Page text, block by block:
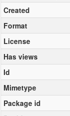
Created
Format
License
Has views
Id
Mimetype
Package id